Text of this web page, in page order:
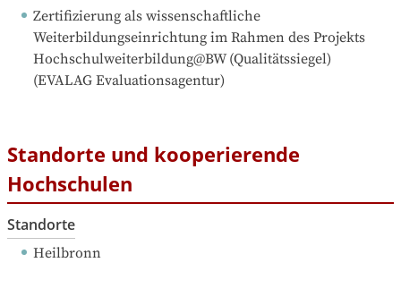
Zertifizierung als wissenschaftliche
Weiterbildungseinrichtung im Rahmen des Projekts
Hochschulweiterbildung@BW (Qualitätssiegel)
(EVALAG Evaluationsagentur)
Standorte und kooperierende
Hochschulen
Standorte
Heilbronn